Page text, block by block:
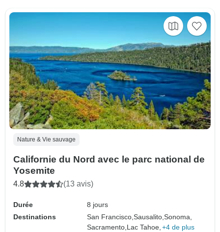
Nature & Vie sauvage
Californie du Nord avec le parc national de
Yosemite
4.8 (13 avis)
Durée
8 jours
Destinations
San Francisco,Sausalito,Sonoma,
Sacramento,Lac Tahoe, +4 de plus